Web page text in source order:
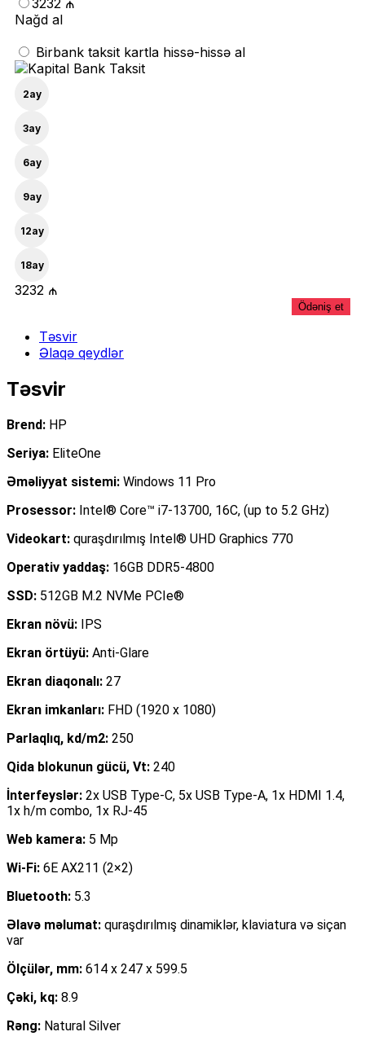
quantity
3232 ₼
Nağd al
Birbank taksit kartla hissə-hissə al
2ay
3ay
6ay
9ay
12ay
18ay
3232 ₼
Ödəniş et
Təsvir
Əlaqə qeydlər
Təsvir
Brend: HP
Seriya: EliteOne
Əməliyyat sistemi: Windows 11 Pro
Prosessor: Intel® Core™ i7-13700, 16C, (up to 5.2 GHz)
Videokart: quraşdırılmış Intel® UHD Graphics 770
Operativ yaddaş: 16GB DDR5-4800
SSD: 512GB M.2 NVMe PCIe®
Ekran növü: IPS
Ekran örtüyü: Anti-Glare
Ekran diaqonalı: 27
Ekran imkanları: FHD (1920 x 1080)
Parlaqlıq, kd/m2: 250
Qida blokunun gücü, Vt: 240
İnterfeyslər: 2x USB Type-C, 5x USB Type-A, 1x HDMI 1.4,
1x h/m combo, 1x RJ-45
Web kamera: 5 Mp
Wi-Fi: 6E AX211 (2×2)
Bluetooth: 5.3
Əlavə məlumat: quraşdırılmış dinamiklər, klaviatura və siçan
var
Ölçülər, mm: 614 x 247 x 599.5
Çəki, kq: 8.9
Rəng: Natural Silver